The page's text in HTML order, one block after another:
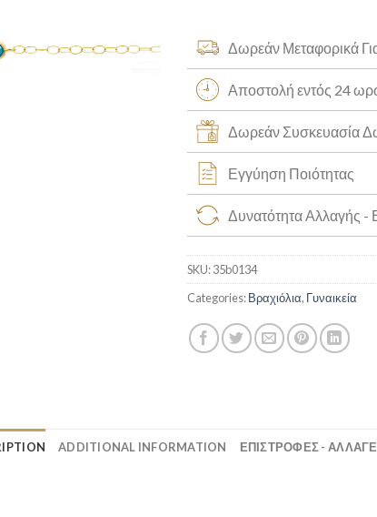
Δωρεάν Μεταφορικά
Αποστολή εντός 24
Δωρεάν Συσκευασία
Εγγύηση Ποιότητας
Δυνατότητα Αλλαγής -
SKU:35b0134
Categories:Βραχιόλια, Γυναικεία
ADDITIONAL INFORMATION ΕΠΙΣΤΡΟΦΕΣ -